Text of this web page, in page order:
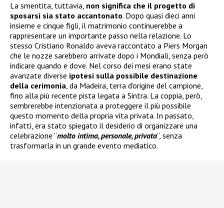
La smentita, tuttavia, non significa che il progetto di
sposarsi sia stato accantonato. Dopo quasi dieci anni
insieme e cinque figli, il matrimonio continuerebbe a
rappresentare un importante passo nella relazione. Lo
stesso Cristiano Ronaldo aveva raccontato a Piers Morgan
che le nozze sarebbero arrivate dopo i Mondiali, senza però
indicare quando e dove. Nel corso dei mesi erano state
avanzate diverse ipotesi sulla possibile destinazione
della cerimonia, da Madeira, terra d’origine del campione,
fino alla più recente pista legata a Sintra. La coppia, però,
sembrerebbe intenzionata a proteggere il più possibile
questo momento della propria vita privata. In passato,
infatti, era stato spiegato il desiderio di organizzare una
celebrazione “molto intima, personale, privata”, senza
trasformarla in un grande evento mediatico.